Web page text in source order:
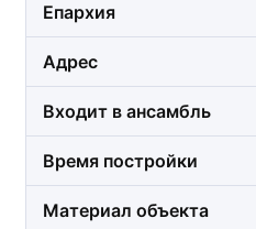
Епархия
Адрес
Входит в ансамбль
Время постройки
Материал объекта